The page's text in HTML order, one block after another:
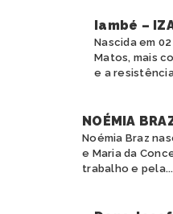
Iambé –
Nascida em
Matos, mais
e a
NOÉMIA
Noémia Braz
e Maria da
trabalho e pela...